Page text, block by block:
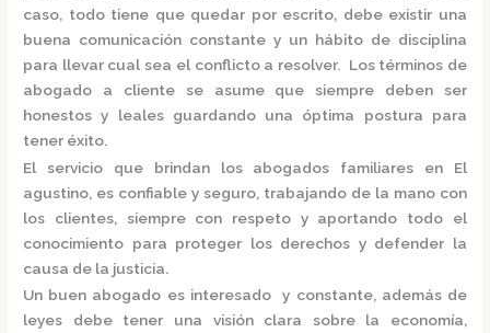
caso, todo tiene que quedar por escrito, debe existir una
buena comunicación constante y un hábito de disciplina
para llevar cual sea el conflicto a resolver. Los términos de
abogado a cliente se asume que siempre deben ser
honestos y leales guardando una óptima postura para
tener éxito.
El servicio que brindan los abogados familiares en El
agustino, es confiable y seguro, trabajando de la mano con
los clientes, siempre con respeto y aportando todo el
conocimiento para proteger los derechos y defender la
causa de la justicia.
Un buen abogado es interesado y constante, además de
leyes debe tener una visión clara sobre la economía,